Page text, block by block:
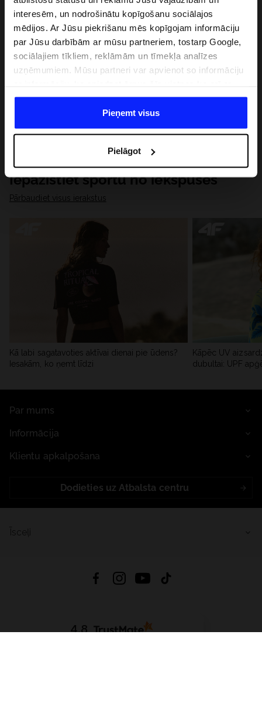
interesēm, un nodrošinātu kopīgošanu sociālajos
mēdijos. Ar Jūsu piekrišanu mēs kopīgojam informāciju
par Jūsu darbībām ar mūsu partneriem, tostarp Google,
sociālajiem tīkliem, reklāmām un tīmekļa analīzes
uzņēmumiem. Mūsu partneri var apvienot so informāciju
datiem, ko viņi iegūst, izmantojot viņu pakalpojumus. Ar
Jūsu atļauju, mēs varam pārsūtīt Jūsu personas datus
saviem partneriem, lai uzlabotu veidu, kadā tiek rādīta
saturu un uzlabotu mūsu partneru piedāvātos risinajumus
( piem. socialos tīklus). Detalizētu informāciju var atrast
mūsu Privātuma politikā un sadaļā "Detaļas".
Pieņemt visus
Pielāgot
Iepazīstiet sportu no iekšpuses
Pārbaudiet visus ierakstus
Kā labi sagatavoties aktīvai dienai pie ūdens?
Iesakām, ko ņemt līdzi
Kāpēc UV
dubultai: UPF
Par mums
Informācija
Klientu apkalpošana
Dodieties uz Atbalsta centru
4.8